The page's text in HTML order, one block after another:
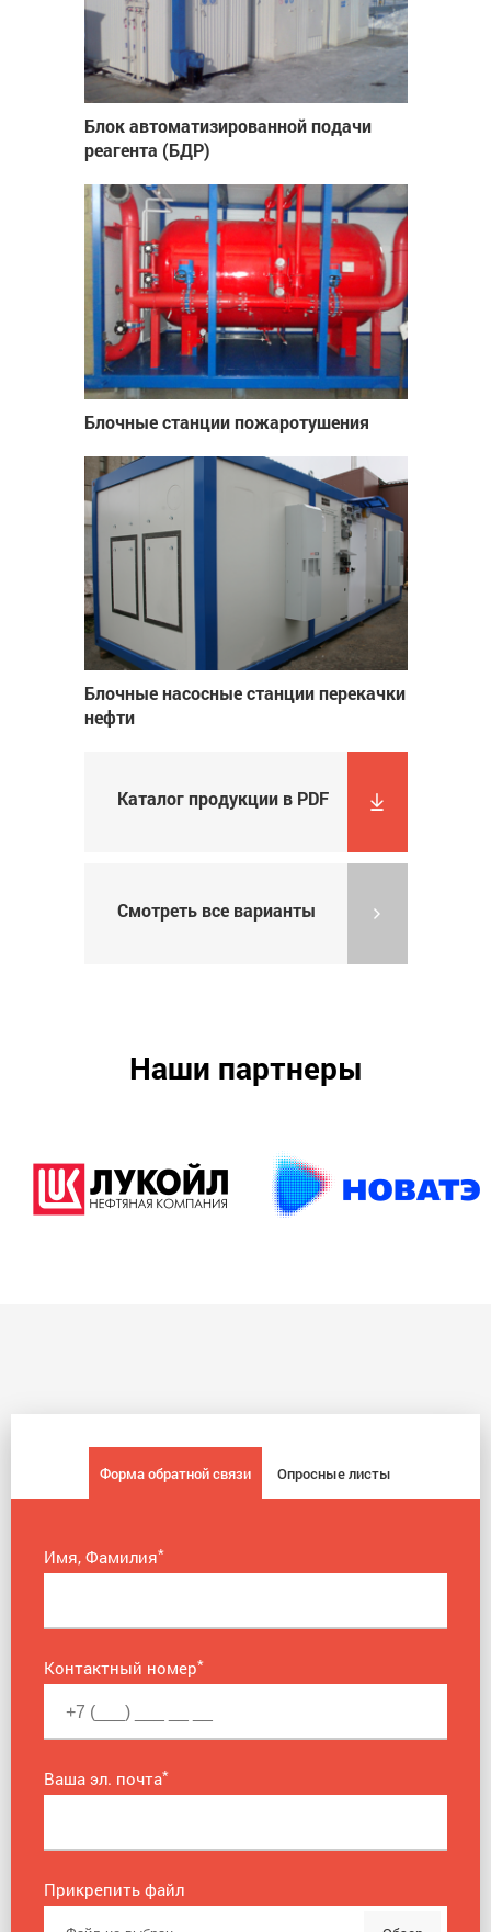
Блок автоматизированной подачи
реагента (БДР)
Блочные станции пожаротушения
Блочные насосные станции перекачки
нефти
Каталог продукции в PDF
Смотреть все варианты
Наши партнеры
Форма обратной связи Опросные листы
Имя, Фамилия*
Контактный номер*
Ваша эл. почта*
Прикрепить файл